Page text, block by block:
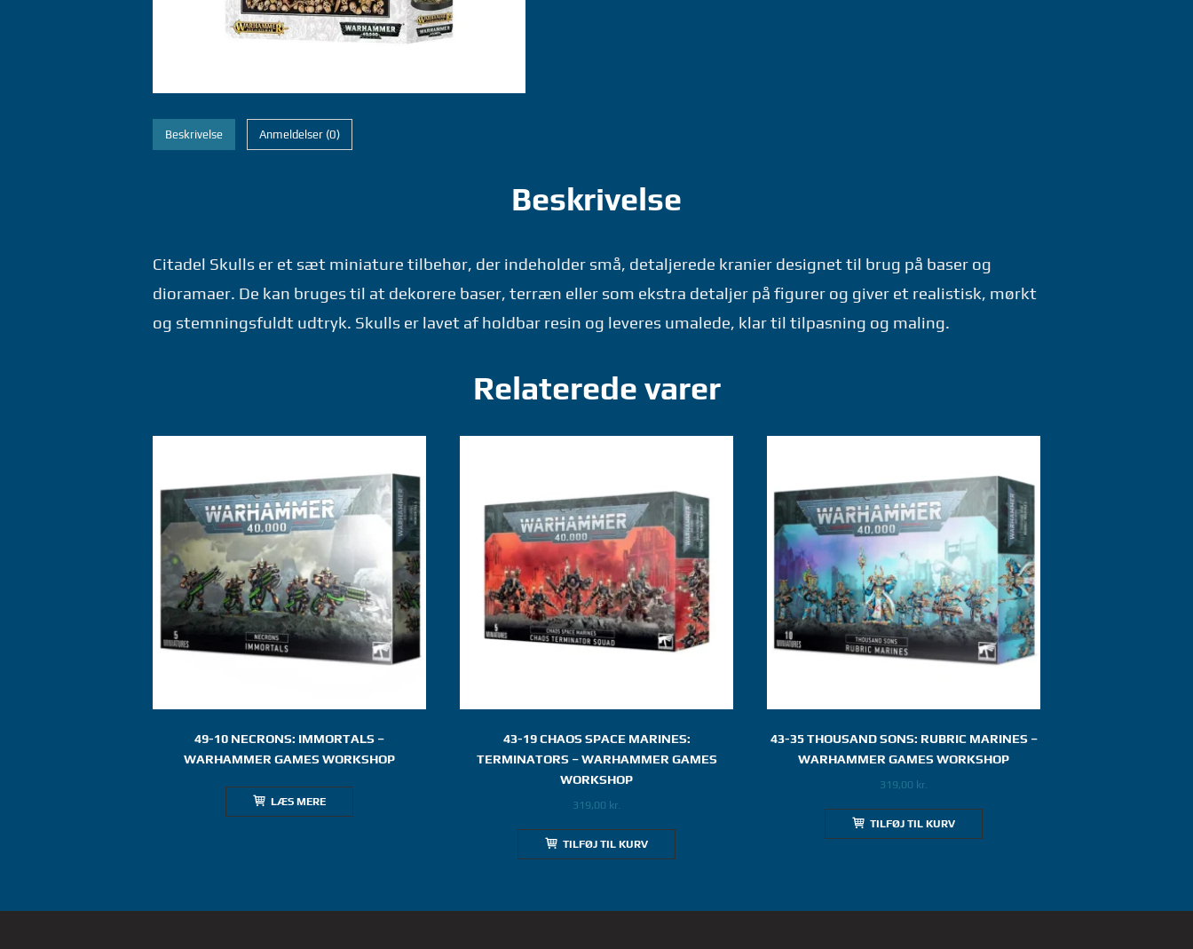
Beskrivelse Anmeldelser (0)
Beskrivelse
Citadel Skulls er et sæt miniature tilbehør, der indeholder små, detaljerede kranier designet til brug på baser og
dioramaer. De kan bruges til at dekorere baser, terræn eller som ekstra detaljer på figurer og giver et realistisk, mørkt
og stemningsfuldt udtryk. Skulls er lavet af holdbar resin og leveres umalede, klar til tilpasning og maling.
Relaterede varer
49-10 NECRONS: IMMORTALS –
WARHAMMER GAMES WORKSHOP
LÆS MERE
43-19 CHAOS SPACE MARINES:
TERMINATORS – WARHAMMER GAMES
WORKSHOP
319,00 kr.
TILFØJ TIL KURV
43-35 THOUSAND SONS: RUBRIC MARINES –
WARHAMMER GAMES WORKSHOP
319,00 kr.
TILFØJ TIL KURV